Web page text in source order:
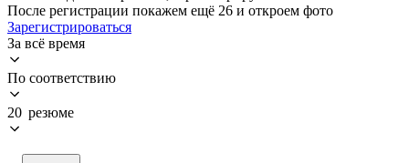
После регистрации покажем ещё 26 и откроем фото
Зарегистрироваться
За всё время
По соответствию
20 резюме